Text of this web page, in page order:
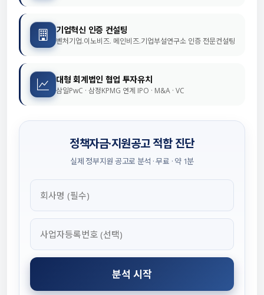
기업혁신 인증 컨설팅
벤처기업.이노비즈. 메인비즈.기업부설연구소 인증 전문컨설팅
대형 회계법인 협업 투자유치
삼일PwC · 삼정KPMG 연계 IPO · M&A · VC
정책자금·지원공고 적합 진단
실제 정부지원 공고로 분석 · 무료 · 약 1분
분석 시작